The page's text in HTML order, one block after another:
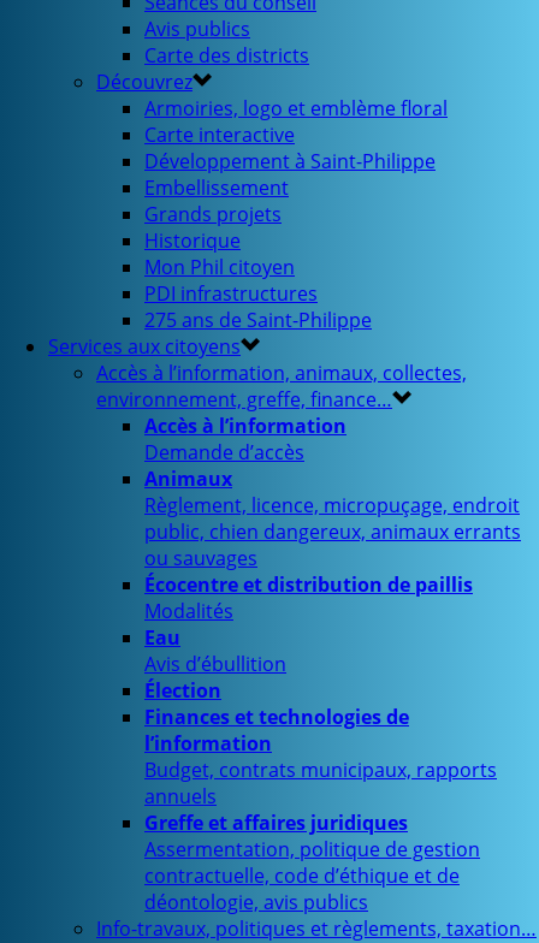
Avis publics
Carte des districts
Découvrez
Armoiries, logo et emblème floral
Carte interactive
Développement à Saint-Philippe
Embellissement
Grands projets
Historique
Mon Phil citoyen
PDI infrastructures
275 ans de Saint-Philippe
Services aux citoyens
Accès à l’information, animaux, collectes,
environnement, greffe, finance…
Accès à l’information
Demande d’accès
Animaux
Règlement, licence, micropuçage, endroit
public, chien dangereux, animaux errants
ou sauvages
Écocentre et distribution de paillis
Modalités
Eau
Avis d’ébullition
Élection
Finances et technologies de
l’information
Budget, contrats municipaux, rapports
annuels
Greffe et affaires juridiques
Assermentation, politique de gestion
contractuelle, code d’éthique et de
déontologie, avis publics
Info-travaux, politiques et règlements, taxation…